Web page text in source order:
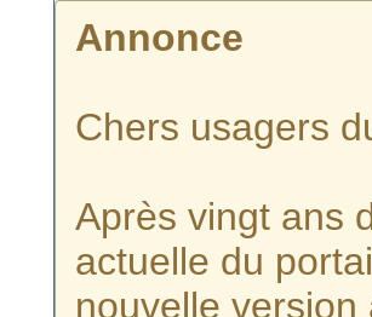
Annonce
Chers usagers
Après vingt ans
actuelle du
nouvelle version